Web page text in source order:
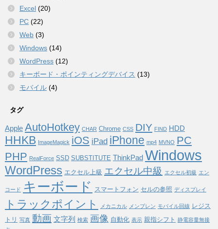
Excel (20)
PC (22)
Web (3)
Windows (14)
WordPress (12)
キーボード・ポインティングデバイス (13)
モバイル (4)
タグ
Apple AutoHotkey CHAR Chrome CSS DIY FIND HDD
HHKB ImageMagick iOS iPad iPhone mp4 MVNO PC
PHP RealForce SSD SUBSTITUTE ThinkPad Windows
WordPress エクセル上級 エクセル中級 エクセル初級 エン
コード キーボード スマートフォン セルの参照 ディスプレイ
トラックポイント メカニカル メンブレン モバイル回線 レジス
トリ 写真 動画 文字列 検索 画像 自動化 表示 親指シフト 静電容量無接